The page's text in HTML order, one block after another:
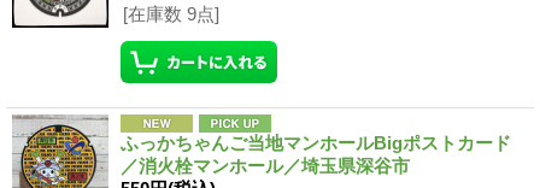
[在庫数 9点]
ふっかちゃんご当地マンホールBigポストカード
／消火栓マンホール／埼玉県深谷市